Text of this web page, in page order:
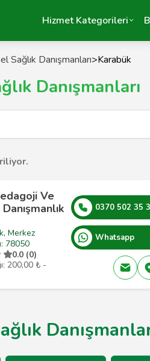
Hizmet Kategorileri
Sağlık Danışmanları>Karabük
Danışmanları
Ve
Merkez
78050
0.0 (0)
200,00 ₺ -
0370 502 35
Whatsapp